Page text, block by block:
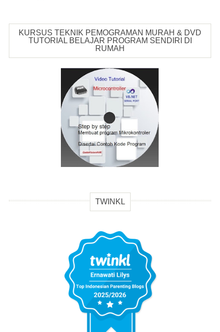
KURSUS TEKNIK PEMOGRAMAN MURAH & DVD
TUTORIAL BELAJAR PROGRAM SENDIRI DI
RUMAH
TWINKL